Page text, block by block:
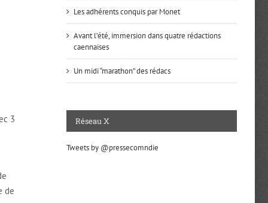
3
de
Les adhérents conquis par Monet
Avant l’été, immersion dans quatre rédactions
caennaises
Un midi “marathon” des rédacs
Réseau X
Tweets by @pressecomndie